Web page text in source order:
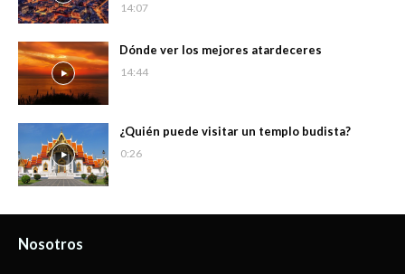
14:07
Dónde ver los mejores atardeceres
14:44
¿Quién puede visitar un templo budista?
0:26
Nosotros